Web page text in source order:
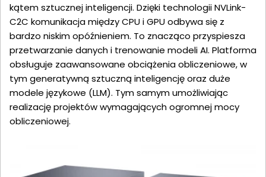
kątem sztucznej inteligencji. Dzięki technologii NVLink-
C2C komunikacja między CPU i GPU odbywa się z
bardzo niskim opóźnieniem. To znacząco przyspiesza
przetwarzanie danych i trenowanie modeli AI. Platforma
obsługuje zaawansowane obciążenia obliczeniowe, w
tym generatywną sztuczną inteligencję oraz duże
modele językowe (LLM). Tym samym umożliwiając
realizację projektów wymagających ogromnej mocy
obliczeniowej.